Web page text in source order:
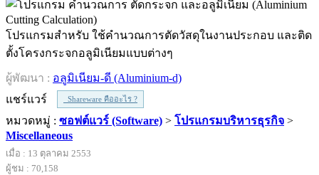
โปรแกรมสำหรับ ใช้คำนวณการตัดวัสดุในงานประกอบ และติด
ตั้งโครงกระจกอลูมิเนียมแบบต่างๆ
ผู้พัฒนา : อลูมิเนียม-ดี (Aluminium-d)
แชร์แวร์
Shareware คืออะไร ?
หมวดหมู่ : ซอฟต์แวร์ (Software) > โปรแกรมบริหารธุรกิจ >
Miscellaneous
เมื่อ : 13 ตุลาคม 2553
ผู้ชม : 70,158